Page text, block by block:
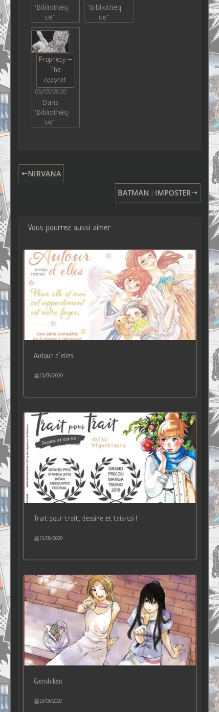
"Bibliothèq
ue"
"Bibliothèq
ue"
Prophecy –
The
copycat
03/07/2020
Dans
"Bibliothèq
ue"
NIRVANA
BATMAN : IMPOSTER
Vous pourrez aussi aimer
Autour d’elles
15/03/2020
Trait pour trait, dessine et tais-toi !
15/03/2020
Genshiken
13/03/2020